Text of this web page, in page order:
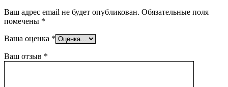
Ваш адрес email не будет опубликован. Обязательные поля
помечены *
Ваша оценка *
Ваш отзыв *